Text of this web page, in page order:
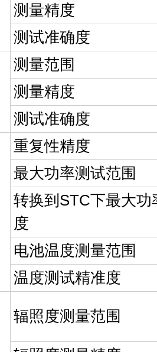
测量精度
测试准确度
测量范围
测量精度
测试准确度
重复性精度
最大功率测试范围
转换到STC下最大功
度
电池温度测量范围
温度测试精准度
辐照度测量范围